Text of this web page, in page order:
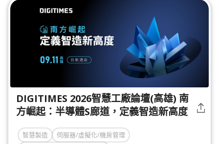
DIGITIMES 2026智慧工廠論壇(高雄) 南
方崛起：半導體S廊道，定義智造新高度
智慧製造
伺服器/虛擬化/機房管理